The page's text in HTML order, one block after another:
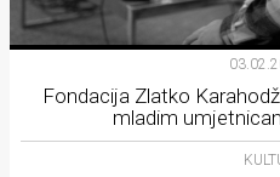
Fondacija Zlatko
mladim